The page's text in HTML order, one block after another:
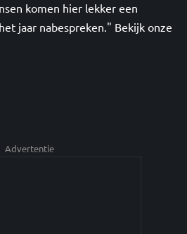
komen hier lekker een
jaar nabespreken." Bekijk onze
Advertentie